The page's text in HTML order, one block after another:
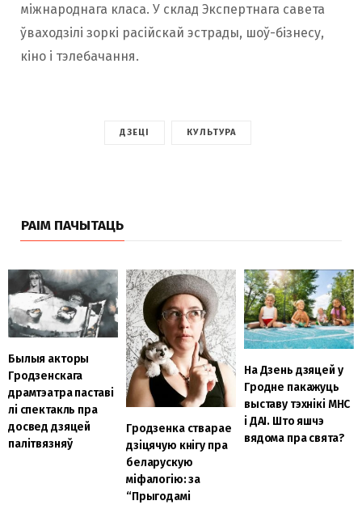
міжнароднага класа. У склад Экспертнага савета
ўваходзілі зоркі расійскай эстрады, шоў-бізнесу,
кіно і тэлебачання.
ДЗЕЦІ КУЛЬТУРА
РАІМ ПАЧЫТАЦЬ
Былыя акторы
Гродзенскага
драмтэатра паставі
лі спектакль пра
досвед дзяцей
палітвязняў
Гродзенка стварае
дзіцячую кнігу пра
беларускую
міфалогію: за
“Прыгодамі
На Дзень дзяцей у
Гродне пакажуць
выставу тэхнікі МНС
і ДАІ. Што яшчэ
вядома пра свята?